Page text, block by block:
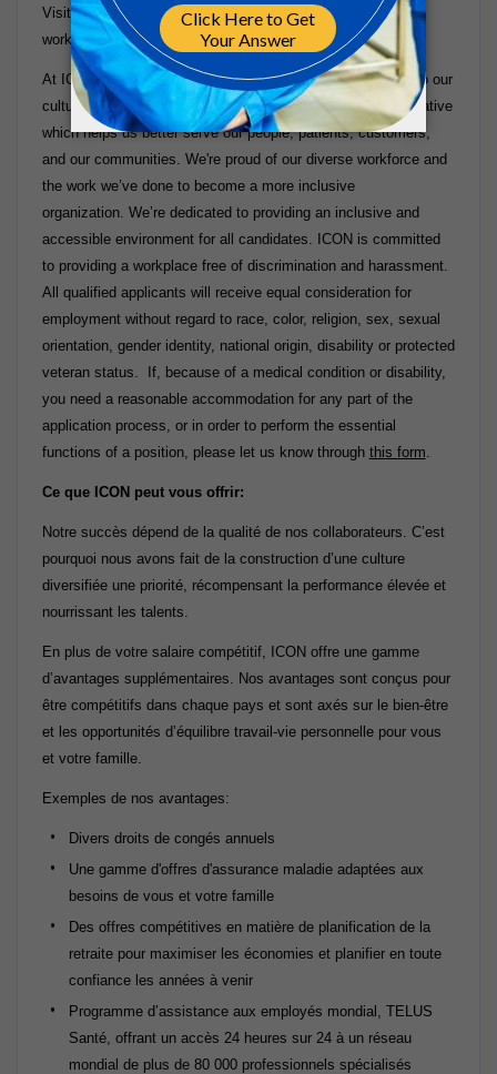
Visit our careers website to read more about the benefits of
working at ICON: https://careers.iconplc.com/benefits
At ICON, diversity, inclusion & belonging are fundamental to our
culture and values. Our rich diversity makes us more innovative
which helps us better serve our people, patients, customers,
and our communities. We're proud of our diverse workforce and
the work we’ve done to become a more inclusive
organization. We’re dedicated to providing an inclusive and
accessible environment for all candidates. ICON is committed
to providing a workplace free of discrimination and harassment.
All qualified applicants will receive equal consideration for
employment without regard to race, color, religion, sex, sexual
orientation, gender identity, national origin, disability or protected
veteran status. If, because of a medical condition or disability,
you need a reasonable accommodation for any part of the
application process, or in order to perform the essential
functions of a position, please let us know through this form
Ce que ICON peut vous offrir:
Notre succès dépend de la qualité de nos collaborateurs. C’est
pourquoi nous avons fait de la construction d’une culture
diversifiée une priorité, récompensant la performance élevée et
nourrissant les talents.
En plus de votre salaire compétitif, ICON offre une gamme
d’avantages supplémentaires. Nos avantages sont conçus pour
être compétitifs dans chaque pays et sont axés sur le bien-être
et les opportunités d’équilibre travail-vie personnelle pour vous
et votre famille.
Exemples de nos avantages:
Divers droits de congés annuels
Une gamme d'offres d'assurance maladie adaptées aux
besoins de vous et votre famille
Des offres compétitives en matière de planification de la
retraite pour maximiser les économies et planifier en toute
confiance les années à venir
Programme d’assistance aux employés mondial, TELUS
Santé, offrant un accès 24 heures sur 24 à un réseau
mondial de plus de 80 000 professionnels spécialisés